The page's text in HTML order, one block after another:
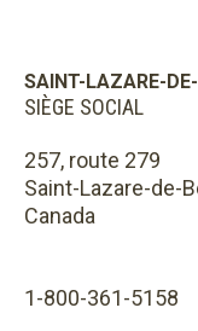
SAINT-LAZARE-
SIÈGE SOCIAL
257, route 279
Saint-Lazare-de-
Canada
1-800-361-5158